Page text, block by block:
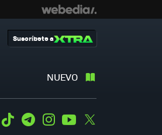
NUEVO
Suscríbete a
WhatsApp
Tiktok TelegramInstagramYoutube